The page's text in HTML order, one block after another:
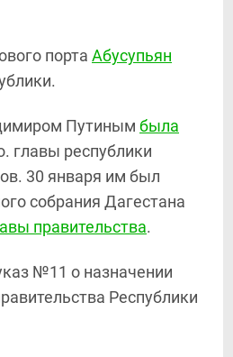
порта Абусупьян
Путиным была
главы республики
30 января им был
собрания Дагестана
правительства.
№11 о назначении
Республики